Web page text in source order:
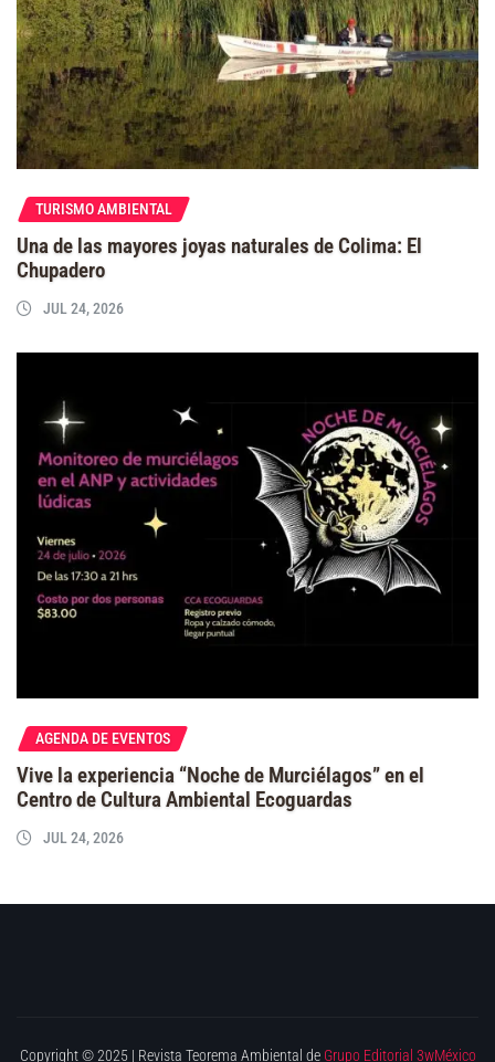
TURISMO AMBIENTAL
Una de las mayores joyas naturales de Colima: El
Chupadero
JUL 24, 2026
AGENDA DE EVENTOS
Vive la experiencia “Noche de Murciélagos” en el
Centro de Cultura Ambiental Ecoguardas
JUL 24, 2026
Copyright © 2025 | Revista Teorema Ambiental de Grupo Editorial 3wMéxico